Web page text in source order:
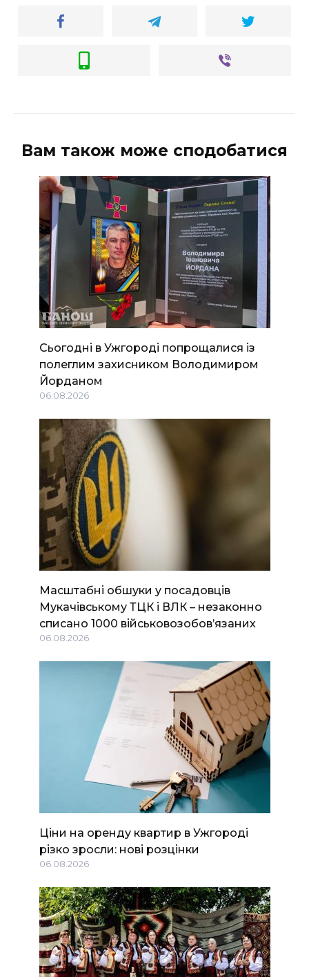
Вам також може сподобатися
Сьогодні в Ужгороді попрощалися із
полеглим захисником Володимиром
Йорданом
06.08.2026
Масштабні обшуки у посадовців
Мукачівському ТЦК і ВЛК – незаконно
списано 1000 військовозобов’язаних
06.08.2026
Ціни на оренду квартир в Ужгороді
різко зросли: нові розцінки
06.08.2026